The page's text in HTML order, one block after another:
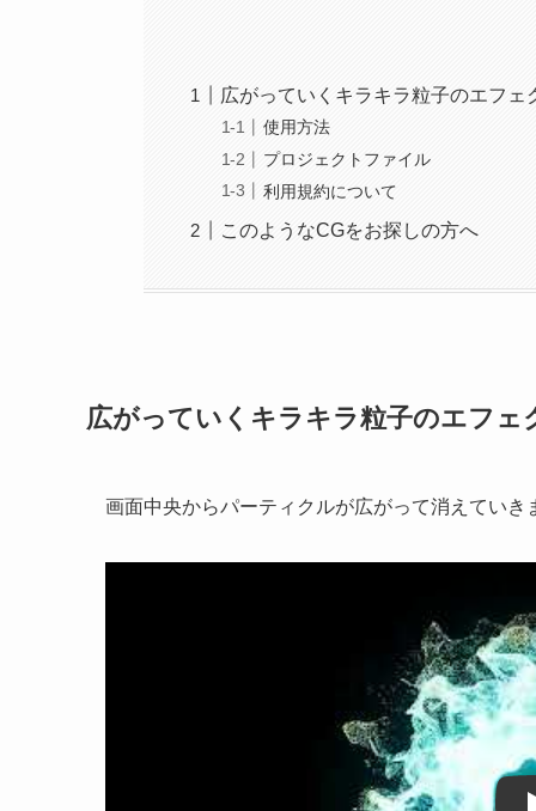
広がっていくキラキラ粒子のエフ
使用方法
プロジェクトファイル
利用規約について
このようなCGをお探しの方へ
広がっていくキラキラ粒子のエフ
画面中央からパーティクルが広がって消えてい